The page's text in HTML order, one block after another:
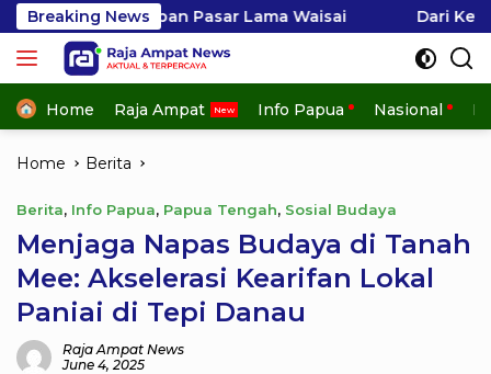
Skip
to
content
Breaking News
Pasar Lama Waisai Dari Keterampilan Menjadi
Home Raja Ampat Info Papua Nasional
Home Berita
Berita, Info Papua, Papua Tengah, Sosial Budaya
Menjaga Napas Budaya di Tanah
Mee: Akselerasi Kearifan Lokal
Paniai di Tepi Danau
Raja Ampat News
June 4, 2025